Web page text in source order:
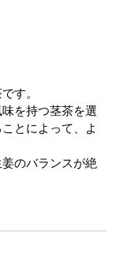
す。
を持つ茎茶を選
とによって、よ
のバランスが絶